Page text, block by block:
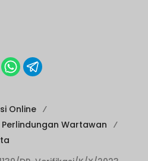
Online
Perlindungan Wartawan